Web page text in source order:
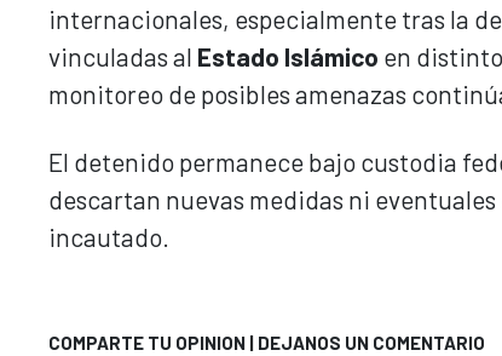
internacionales, especialmente tras la
vinculadas al Estado Islámico en
monitoreo de posibles amenazas
El detenido permanece bajo custodia
descartan nuevas medidas ni
incautado.
COMPARTE TU OPINION | DEJANOS UN COMENTARIO